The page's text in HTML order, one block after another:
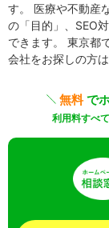
す。 医療や不動産
の「目的」、SEO
できます。 東京都
会社をお探しの方
無料で
利用料すべ